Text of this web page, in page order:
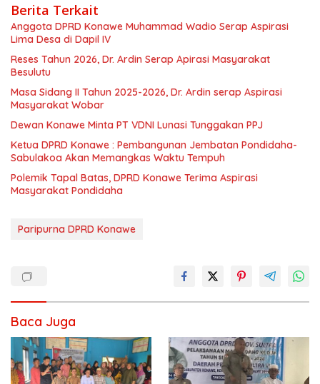
Berita Terkait
Anggota DPRD Konawe Muhammad Wadio Serap Aspirasi
Lima Desa di Dapil IV
Reses Tahun 2026, Dr. Ardin Serap Apirasi Masyarakat
Besulutu
Masa Sidang II Tahun 2025-2026, Dr. Ardin serap Aspirasi
Masyarakat Wobar
Dewan Konawe Minta PT VDNI Lunasi Tunggakan PPJ
Ketua DPRD Konawe : Pembangunan Jembatan Pondidaha-
Sabulakoa Akan Memangkas Waktu Tempuh
Polemik Tapal Batas, DPRD Konawe Terima Aspirasi
Masyarakat Pondidaha
Paripurna DPRD Konawe
Baca Juga